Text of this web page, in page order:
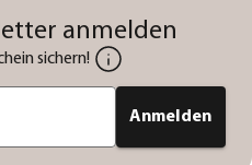
anmelden
sichern!
Anmelden